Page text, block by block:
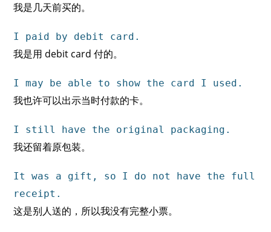
我是几天前买的。
I paid by debit card.
我是用 debit card 付的。
I may be able to show the card I used.
我也许可以出示当时付款的卡。
I still have the original packaging.
我还留着原包装。
It was a gift, so I do not have the full
receipt.
这是别人送的，所以我没有完整小票。